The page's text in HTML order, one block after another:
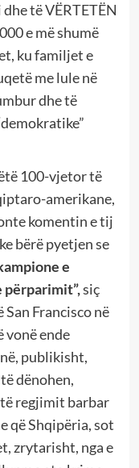
të VËRTETËN
e më shumë
ku familjet e
me lule në
dhe të
100-vjetor të
amerikane,
komentin e tij
bërë pyetjen se
e
përparimit”,siç
Francisco në
ende
publikisht,
dënohen,
regjimit barbar
që Shqipëria, sot
zrytarisht, nga e